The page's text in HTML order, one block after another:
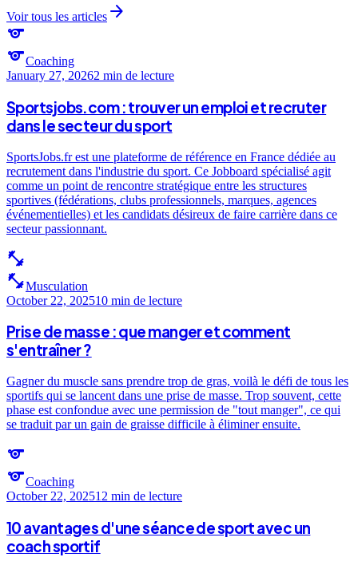
Voir tous les articles arrow_forward
sports
sportsCoaching
January 27, 20262 min de lecture
Sportsjobs.com : trouver un emploi et recruter
dans le secteur du sport
SportsJobs.fr est une plateforme de référence en France dédiée au
recrutement dans l'industrie du sport. Ce Jobboard spécialisé agit
comme un point de rencontre stratégique entre les structures
sportives (fédérations, clubs professionnels, marques, agences
événementielles) et les candidats désireux de faire carrière dans ce
secteur passionnant.
fitness_center
fitness_centerMusculation
October 22, 202510 min de lecture
Prise de masse : que manger et comment
s'entraîner ?
Gagner du muscle sans prendre trop de gras, voilà le défi de tous les
sportifs qui se lancent dans une prise de masse. Trop souvent, cette
phase est confondue avec une permission de "tout manger", ce qui
se traduit par un gain de graisse difficile à éliminer ensuite.
sports
sportsCoaching
October 22, 202512 min de lecture
10 avantages d'une séance de sport avec un
coach sportif